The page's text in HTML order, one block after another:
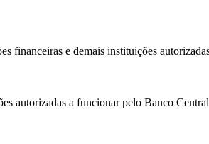
financeiras e demais instituições
autorizadas a funcionar pelo Banco